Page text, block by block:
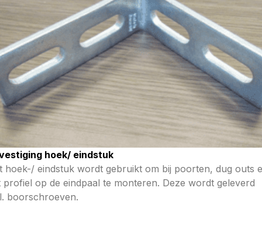
hoek/ eindstuk
hoek-/ eindstuk wordt gebruikt om bij poorten, dug outs
profiel op de eindpaal te monteren. Deze wordt geleverd
boorschroeven.